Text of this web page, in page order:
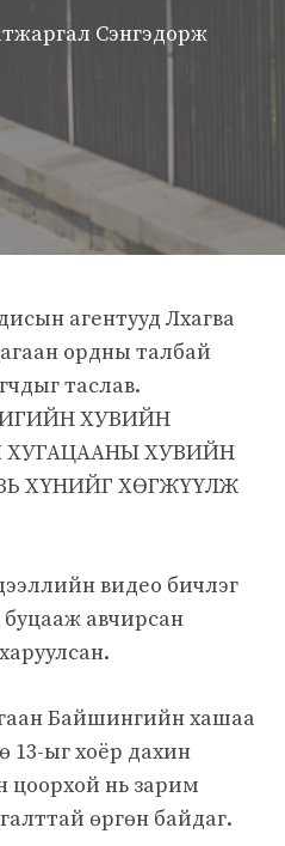
Сэнгэдорж
агентууд Лхагва
ордны талбай
таслав.
ХУВИЙН
ХУВИЙН
ХҮНИЙГ ХӨГЖҮҮЛЖ
видео бичлэг
буцааж авчирсан
Байшингийн хашаа
13-ыг хоёр дахин
цоорхой нь зарим
өргөн байдаг.